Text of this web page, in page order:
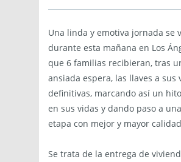
Una linda y emotiva jornada se
durante esta mañana en Los
que 6 familias recibieran, tras
ansiada espera, las llaves a sus
definitivas, marcando así un
en sus vidas y dando paso a
etapa con mejor y mayor
Se trata de la entrega de